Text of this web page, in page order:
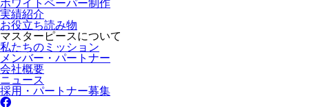
ホワイトペーパー制作
実績紹介
お役立ち読み物
マスターピースについて
私たちのミッション
メンバー・パートナー
会社概要
ニュース
採用・パートナー募集